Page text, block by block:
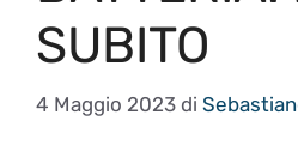
SUBITO
4 Maggio 2023 di